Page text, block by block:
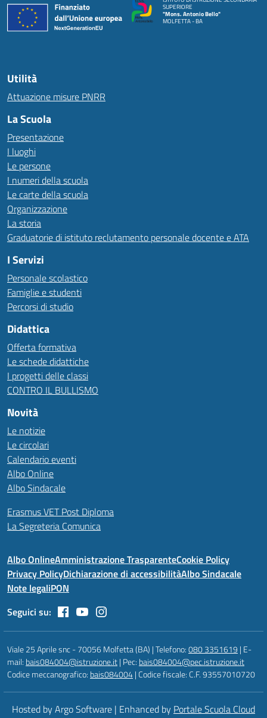
SUPERIORE
"Mons. Antonio Bello"
MOLFETTA - BA
Utilità
Attuazione misure PNRR
La Scuola
Presentazione
I luoghi
Le persone
I numeri della scuola
Le carte della scuola
Organizzazione
La storia
Graduatorie di istituto reclutamento personale docente e ATA
I Servizi
Personale scolastico
Famiglie e studenti
Percorsi di studio
Didattica
Offerta formativa
Le schede didattiche
I progetti delle classi
CONTRO IL BULLISMO
Novità
Le notizie
Le circolari
Calendario eventi
Albo Online
Albo Sindacale
Erasmus VET Post Diploma
La Segreteria Comunica
Albo OnlineAmministrazione TrasparenteCookie Policy
Privacy PolicyDichiarazione di accessibilitàAlbo Sindacale
Note legaliPON
Seguici su:
Viale 25 Aprile snc - 70056 Molfetta (BA) | Telefono:080 3351619 | E-
mail: bais084004@istruzione.it| Pec: bais084004@pec.istruzione.it
Codice meccanografico: bais084004| Codice fiscale: C.F. 93557010720
Hosted by Argo Software | Enhanced by Portale Scuola Cloud